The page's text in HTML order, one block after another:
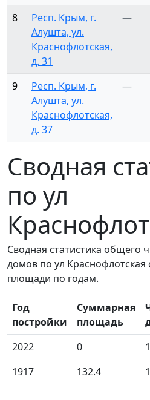
8
Респ. Крым, г.
Алушта, ул.
Краснофлотская,
д. 31
—
9
Респ. Крым, г.
Алушта, ул.
Краснофлотская,
д. 37
—
Сводная
по ул
Сводная статистика общего
домов по ул
площади по годам.
Год
постройки
Суммарная
площадь
2022
0 1
1917
132.4 1